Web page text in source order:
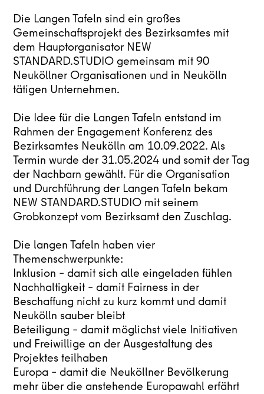
Die Langen Tafeln sind ein großes
Gemeinschaftsprojekt des Bezirksamtes mit
dem Hauptorganisator NEW
STANDARD.STUDIO gemeinsam mit 90
Neuköllner Organisationen und in Neukölln
tätigen Unternehmen.
Die Idee für die Langen Tafeln entstand im
Rahmen der Engagement Konferenz des
Bezirksamtes Neukölln am 10.09.2022. Als
Termin wurde der 31.05.2024 und somit der Tag
der Nachbarn gewählt. Für die Organisation
und Durchführung der Langen Tafeln bekam
NEW STANDARD.STUDIO mit seinem
Grobkonzept vom Bezirksamt den Zuschlag.
Die langen Tafeln haben vier
Themenschwerpunkte:
Inklusion – damit sich alle eingeladen fühlen
Nachhaltigkeit – damit Fairness in der
Beschaffung nicht zu kurz kommt und damit
Neukölln sauber bleibt
Beteiligung – damit möglichst viele Initiativen
und Freiwillige an der Ausgestaltung des
Projektes teilhaben
Europa – damit die Neuköllner Bevölkerung
mehr über die anstehende Europawahl erfährt